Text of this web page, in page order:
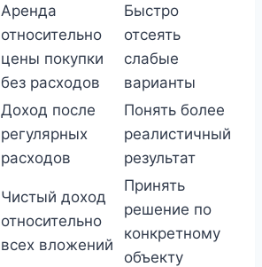
Аренда
относительно
цены покупки
без расходов
Быстро
отсеять
слабые
варианты
Доход после
регулярных
расходов
Понять более
реалистичный
результат
Чистый доход
относительно
всех вложений
Принять
решение по
конкретному
объекту